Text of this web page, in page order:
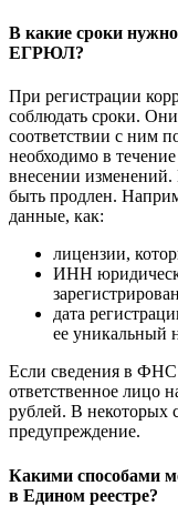
В какие сроки
ЕГРЮЛ?
При регистрации
соблюдать сроки.
соответствии с ним
необходимо в
внесении изменений.
быть продлен.
данные, как:
лицензии,
ИНН
дата
ее уникальный
Если сведения в ФНС
ответственное лицо
рублей. В некоторых
предупреждение.
Какими способами
в Едином реестре?